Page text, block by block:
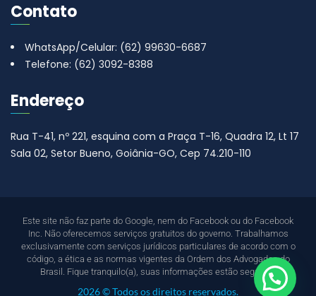
Contato
WhatsApp/Celular: (62) 99630-6687
Telefone: (62) 3092-8388
Endereço
Rua T-41, nº 221, esquina com a Praça T-16, Quadra 12, Lt 17
Sala 02, Setor Bueno, Goiânia-GO, Cep 74.210-110
Este site não faz parte do Google, nem do Facebook ou do Facebook
Inc. Não oferecemos serviços gratuitos do governo. Trabalhamos
exclusivamente com serviços jurídicos particulares de acordo com o
código, a ética e as normas vigentes da Ordem dos Advogados do
Brasil. Fique tranquilo(a), suas informações estão seguras.”
2026 © Todos os direitos reservados.
Estamos online!